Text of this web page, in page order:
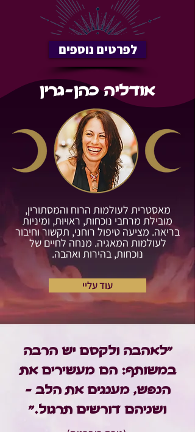
לפרטים נוספים
אודליה כהן-גרין
מאסטרית לעולמות הרוח והמסתורין,
מובילת מרחבי נוכחות, ראוּיוּת, ומיניות
בריאה. מציעה טיפול רוחני, תקשור וחיבור
לעולמות המאגיה. מנחה לחיים של
נוכחות, בהירות ואהבה.
עוד עליי
"לאהבה ולקסם יש הרבה
במשותף: הם מעשירים את
הנפש, מענגים את הלב -
ושניהם דורשים תרגול."